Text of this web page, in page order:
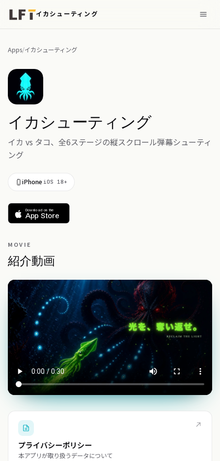
イカシューティング
Apps/イカシューティング
イカシューティング
イカ vs タコ、全6ステージの縦スクロール弾幕シューティ
ング
iPhone iOS 18+
Download on the
App Store
MOVIE
紹介動画
プライバシーポリシー
本アプリが取り扱うデータについて